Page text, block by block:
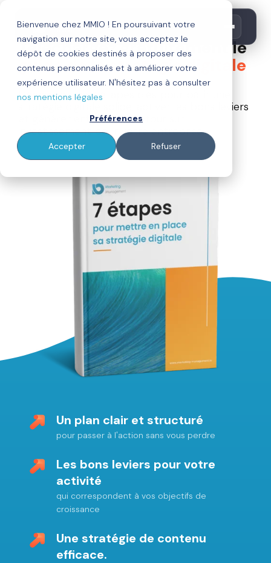
Bienvenue chez MMIO ! En poursuivant votre
navigation sur notre site, vous acceptez le
dépôt de cookies destinés à proposer des
contenus personnalisés et à améliorer votre
expérience utilisateur. N'hésitez pas à consulter
nos mentions légales
Préférences
Accepter Refuser
GUIDE OFFERT
Téléchargez gratuitement le
guide de la stratégie digitale
Découvrez les 7 étapes clés pour bâtir une
stratégie digitale solide, activer les bons leviers
et générer enfin un vrai retour sur
investissement pour votre entreprise.
Un plan clair et structuré
pour passer à l'action sans vous perdre
Les bons leviers pour votre
activité
qui correspondent à vos objectifs de
croissance
Une stratégie de contenu
efficace.